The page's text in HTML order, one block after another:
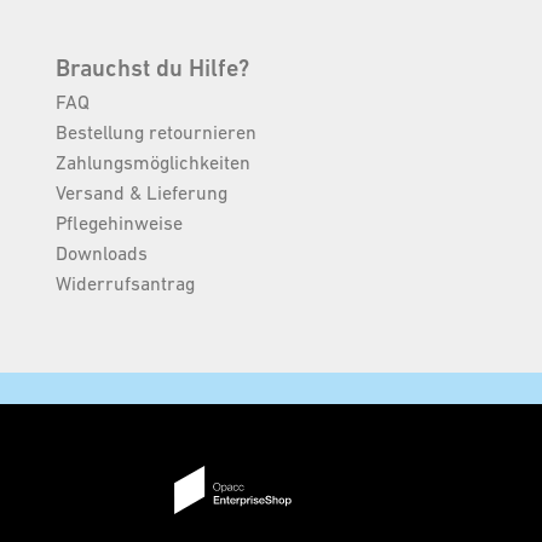
jeden Tag aufs Neue dein schönes
Brauchst du Hilfe?
FAQ
Bestellung retournieren
Zahlungsmöglichkeiten
Versand & Lieferung
Pflegehinweise
Downloads
Widerrufsantrag